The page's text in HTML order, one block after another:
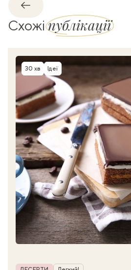
Назад
Схожіпублікації
Час приготування
30 хв Ідеї
Рубрика